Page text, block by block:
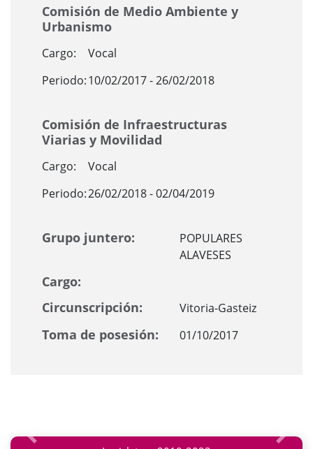
Comisión de Medio Ambiente y
Urbanismo
Cargo:
Vocal
Periodo:10/02/2017 - 26/02/2018
Comisión de Infraestructuras
Viarias y Movilidad
Cargo:
Vocal
Periodo:26/02/2018 - 02/04/2019
Grupo juntero:
POPULARES
ALAVESES
Cargo:
Circunscripción:
Vitoria-Gasteiz
Toma de posesión: 01/10/2017
Anterior